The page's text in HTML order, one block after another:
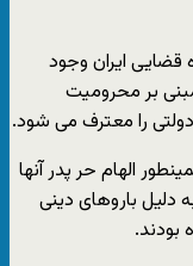
قضایی ایران وجود
بر محرومیت
دولتی را معترف می شود.
الهام حر پدر آنها
مشابه به دلیل باروهای دینی